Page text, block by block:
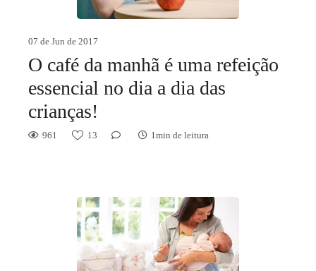
07 de Jun de 2017
O café da manhã é uma refeição
essencial no dia a dia das
crianças!
961 13 1min de leitura